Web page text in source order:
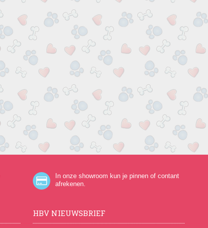
In onze showroom kun je pinnen of contant
afrekenen.
HBV NIEUWSBRIEF